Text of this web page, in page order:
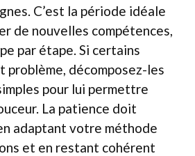
C’est la période idéale
de nouvelles compétences,
par étape. Si certains
problème, décomposez-les
pour lui permettre
La patience doit
adaptant votre méthode
et en restant cohérent